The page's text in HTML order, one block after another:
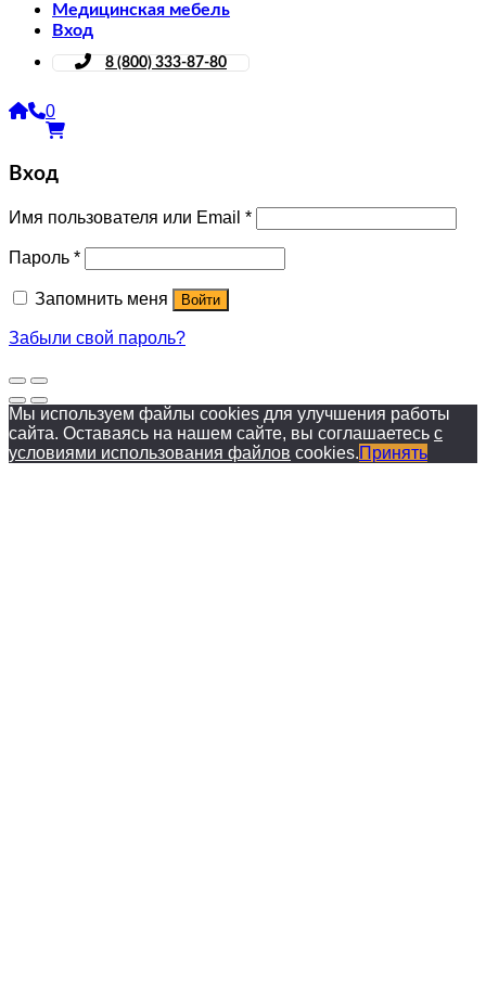
Медицинская мебель
Вход
8 (800) 333-87-80
0
Вход
Имя пользователя или Email *
Пароль *
Запомнить меня Войти
Забыли свой пароль?
Мы используем файлы cookies для улучшения работы
сайта. Оставаясь на нашем сайте, вы соглашаетесь с
условиями использования файлов cookies.Принять